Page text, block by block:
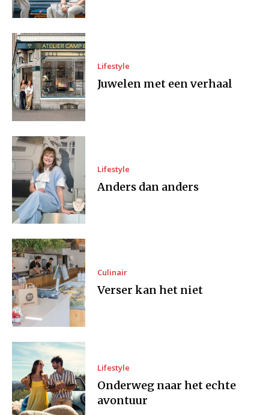
Lifestyle
Juwelen met een verhaal
Lifestyle
Anders dan anders
Culinair
Verser kan het niet
Lifestyle
Onderweg naar het echte
avontuur